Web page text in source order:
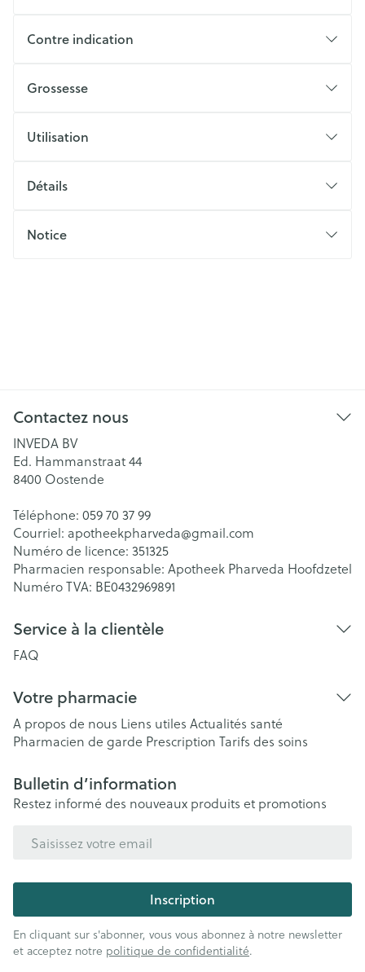
Contre indication
Grossesse
Utilisation
Détails
Notice
Contactez nous
INVEDA BV
Ed. Hammanstraat 44
8400 Oostende
Téléphone: 059 70 37 99
Courriel: apotheekpharveda@gmail.com
Numéro de licence: 351325
Pharmacien responsable: Apotheek Pharveda Hoofdzetel
Numéro TVA: BE0432969891
Service à la clientèle
FAQ
Votre pharmacie
A propos de nous Liens utiles Actualités santé
Pharmacien de garde Prescription Tarifs des soins
Bulletin d’information
Restez informé des nouveaux produits et promotions
Inscription
En cliquant sur s'abonner, vous vous abonnez à notre newsletter
et acceptez notre politique de confidentialité.